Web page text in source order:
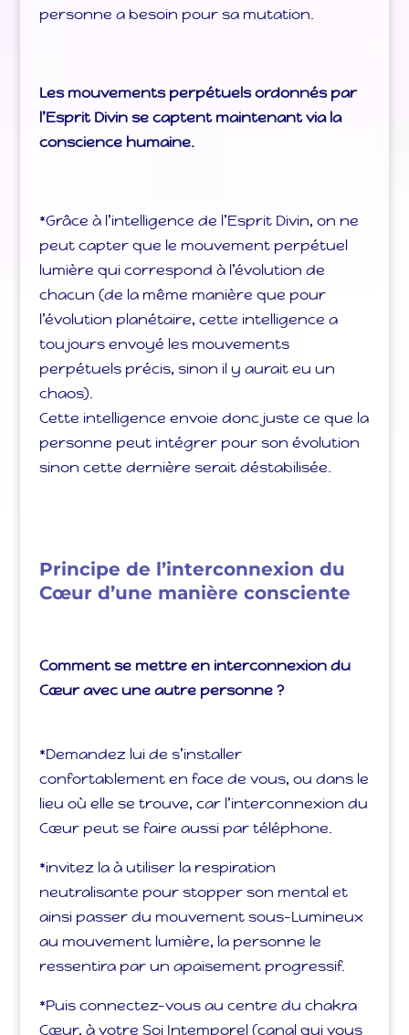
personne a besoin pour sa mutation.
Les mouvements perpétuels ordonnés par
l’Esprit Divin se captent maintenant via la
conscience humaine.
*Grâce à l’intelligence de l’Esprit Divin, on ne
peut capter que le mouvement perpétuel
lumière qui correspond à l’évolution de
chacun (de la même manière que pour
l’évolution planétaire, cette intelligence a
toujours envoyé les mouvements
perpétuels précis, sinon il y aurait eu un
chaos).
Cette intelligence envoie donc juste ce que la
personne peut intégrer pour son évolution
sinon cette dernière serait déstabilisée.
Principe de l’interconnexion du
Cœur d’une manière consciente
Comment se mettre en interconnexion du
Cœur avec une autre personne ?
*Demandez lui de s’installer
confortablement en face de vous, ou dans le
lieu où elle se trouve, car l’interconnexion du
Cœur peut se faire aussi par téléphone.
*invitez la à utiliser la respiration
neutralisante pour stopper son mental et
ainsi passer du mouvement sous-Lumineux
au mouvement lumière, la personne le
ressentira par un apaisement progressif.
*Puis connectez-vous au centre du chakra
Cœur, à votre Soi Intemporel (canal qui vous